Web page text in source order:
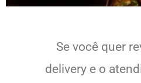
Se você quer
delivery e o